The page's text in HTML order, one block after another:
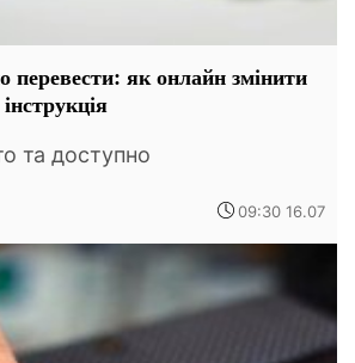
перевести: як онлайн змінити
та доступно
09:30 16.07